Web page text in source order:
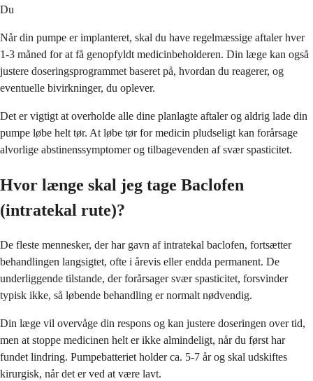
Du
Når din pumpe er implanteret, skal du have regelmæssige aftaler hver
1-3 måned for at få genopfyldt medicinbeholderen. Din læge kan også
justere doseringsprogrammet baseret på, hvordan du reagerer, og
eventuelle bivirkninger, du oplever.
Det er vigtigt at overholde alle dine planlagte aftaler og aldrig lade din
pumpe løbe helt tør. At løbe tør for medicin pludseligt kan forårsage
alvorlige abstinenssymptomer og tilbagevenden af svær spasticitet.
Hvor længe skal jeg tage Baclofen
(intratekal rute)?
De fleste mennesker, der har gavn af intratekal baclofen, fortsætter
behandlingen langsigtet, ofte i årevis eller endda permanent. De
underliggende tilstande, der forårsager svær spasticitet, forsvinder
typisk ikke, så løbende behandling er normalt nødvendig.
Din læge vil overvåge din respons og kan justere doseringen over tid,
men at stoppe medicinen helt er ikke almindeligt, når du først har
fundet lindring. Pumpebatteriet holder ca. 5-7 år og skal udskiftes
kirurgisk, når det er ved at være lavt.